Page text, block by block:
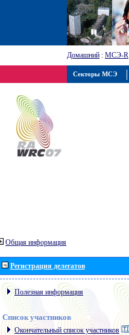
Домашний : МСЭ-R
Общая информация
Регистрация делегатов
Полезная информация
Список участников
Окончательный список участников
Секторы МСЭ